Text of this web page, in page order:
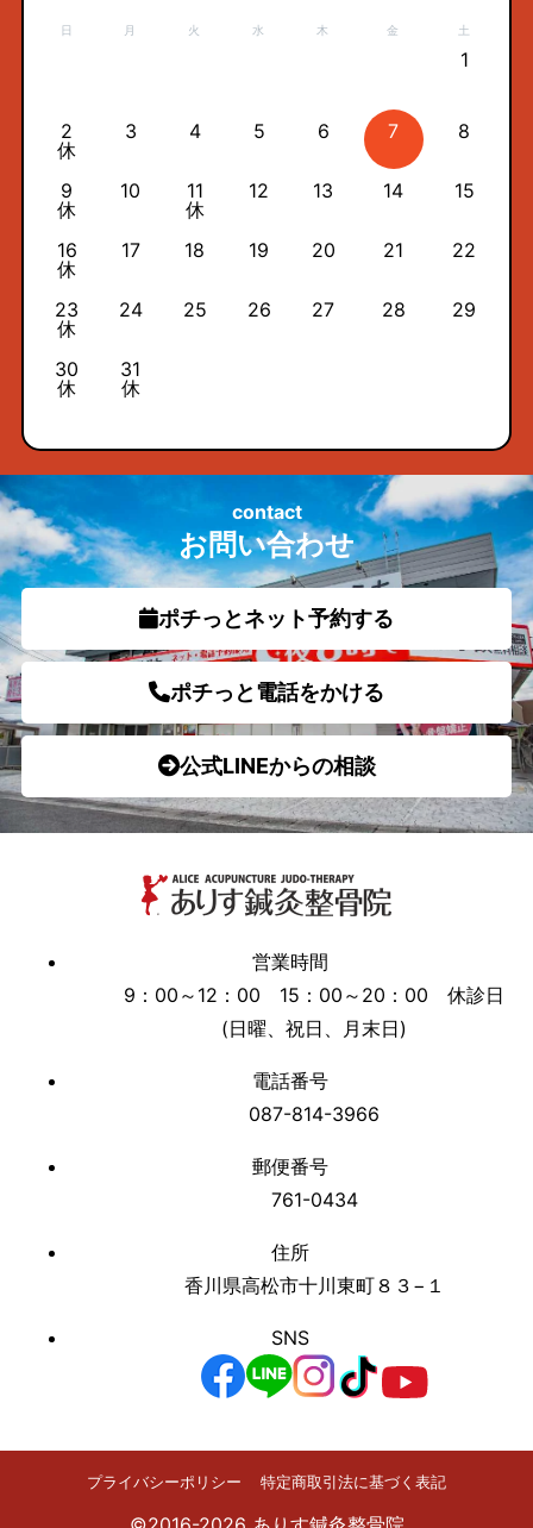
日 月 火 水 木 金 土
1
2
休
3 4 5 6 7 8
9
休
10
11
休
12 13 14 15
16
休
17 18 19 20 21 22
23
休
24 25 26 27 28 29
30
休
31
休
お問い合わせ
contact
ポチっとネット予約する
ポチっと電話をかける
公式LINEからの相談
営業時間
9：00～12：00 15：00～20：00 休診日
(日曜、祝日、月末日)
電話番号
087-814-3966
郵便番号
761-0434
住所
香川県高松市十川東町８３−１
SNS
プライバシーポリシー 特定商取引法に基づく表記